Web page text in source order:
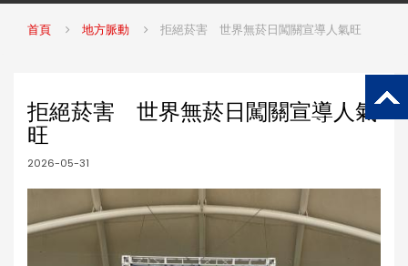
首頁 地方脈動 拒絕菸害 世界無菸日闖關宣導人氣旺
拒絕菸害 世界無菸日闖關宣導人氣
旺
2026-05-31